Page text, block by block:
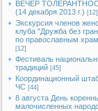
ВЕЧЕР
(14 декабря 2013 г.) [12]
Экскурсия членов
клуба "Дружба без
по православным
[12]
Фестиваль
традиций [45]
Координационный
ЧС [44]
8 августа День
малочисленных